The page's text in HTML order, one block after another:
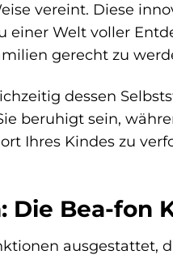
vereint. Diese
einer Welt voller
gerecht zu
dessen
beruhigt sein,
Ihres Kindes zu
Bea-fon
ausgestattet,